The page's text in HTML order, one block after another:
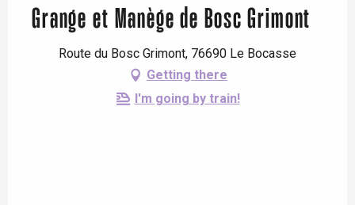
Grange et Manège de Bosc Grimont
Route du Bosc Grimont, 76690 Le Bocasse
Getting there
I'm going by train!